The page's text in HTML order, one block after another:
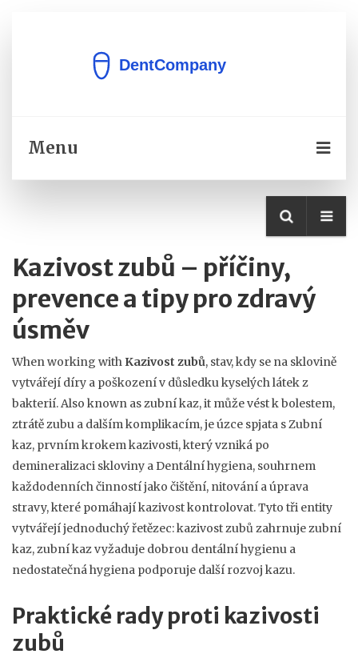
Menu
Kazivost zubů – příčiny,
prevence a tipy pro zdravý
úsměv
When working with Kazivost zubů, stav, kdy se na sklovině
vytvářejí díry a poškození v důsledku kyselých látek z
bakterií. Also known aszubní kaz, it může vést k bolestem,
ztrátě zubu a dalším komplikacím, je úzce spjata sZubní
kaz, prvním krokem kazivosti, který vzniká po
demineralizaci skloviny aDentální hygiena, souhrnem
každodenních činností jako čištění, nitování a úprava
stravy, které pomáhají kazivost kontrolovat. Tyto tři entity
vytvářejí jednoduchý řetězec: kazivost zubů zahrnuje zubní
kaz, zubní kaz vyžaduje dobrou dentální hygienu a
nedostatečná hygiena podporuje další rozvoj kazu.
Praktické rady proti kazivosti
zubů